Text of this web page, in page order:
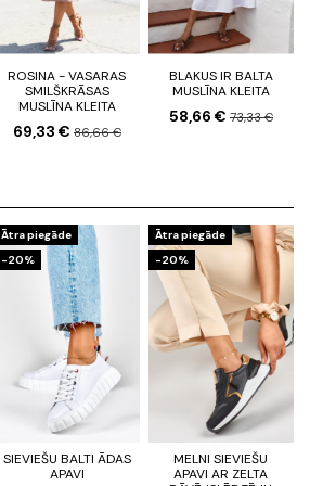
ROSINA - VASARAS
SMILŠKRĀSAS
MUSLĪNA KLEITA
69,33 € 86,66 €
BLAKUS IR BALTA
MUSLĪNA KLEITA
58,66 € 73,33 €
Ātra piegāde
-20%
SIEVIEŠU BALTI ĀDAS
APAVI
Ātra piegāde
-20%
MELNI SIEVIEŠU
APAVI AR ZELTA